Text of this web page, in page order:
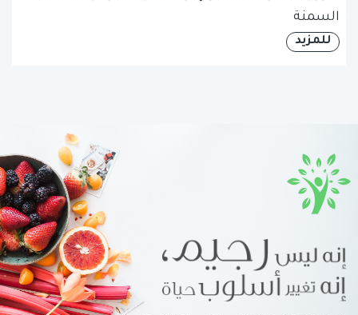
السمنة
للمزيد